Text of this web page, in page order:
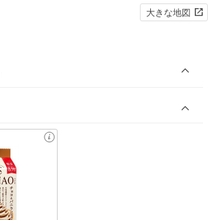
大きな地図